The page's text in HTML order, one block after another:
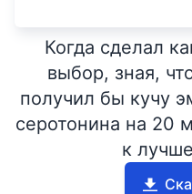
Когда сделал
выбор, зная,
получил бы кучу
серотонина на 20
к